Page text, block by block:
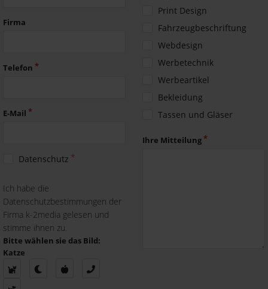
Firma
Telefon
E-Mail
Datenschutz
Ich habe die
Datenschutzbestimmungen der
Firma k-2media gelesen und
stimme ihnen zu.
Bitte wählen sie das Bild:
Katze
Print Design
Fahrzeugbeschriftung
Webdesign
Werbetechnik
Werbeartikel
Bekleidung
Tassen und Gläser
Ihre Mitteilung